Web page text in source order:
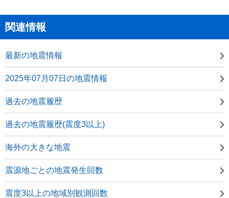
関連情報
最新の地震情報
2025年07月07日の地震情報
過去の地震履歴
過去の地震履歴(震度3以上)
海外の大きな地震
震源地ごとの地震発生回数
震度3以上の地域別観測回数